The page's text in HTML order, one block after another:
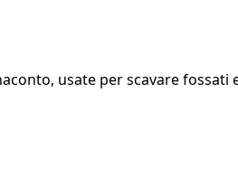
usate per scavare fossati